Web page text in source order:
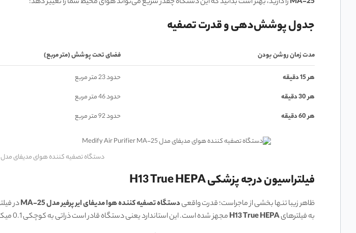
جدول پوشش‌دهی و قدرت تصفیه
مدت زمان روشن بودن فضای تحت پوشش (متر مربع)
هر 15 دقیقه حدود 23 متر مربع
هر 30 دقیقه
حدود 46 متر مربع
هر 60 دقیقه
حدود 92 متر مربع
دستگاه تصفیه کننده هوای مدیفای مدل Medify Air Purifier MA-25
فیلتراسیون درجه پزشکی H13 True HEPA
ظاهر زیبا تنها بخشی از ماجراست؛ قدرت واقعیدستگاه تصفیه کننده هوا مدیفای ایر پرفیر مدل MA-25
به فیلترهایH13 True HEPAمجهز شده است. این استاندارد یعنی دستگاه قادر است ذراتی به کوچکی 0.1 میکرون را به دام بیندازد (بسیار ریزتر از آنچه چشم انسان می‌بیند).